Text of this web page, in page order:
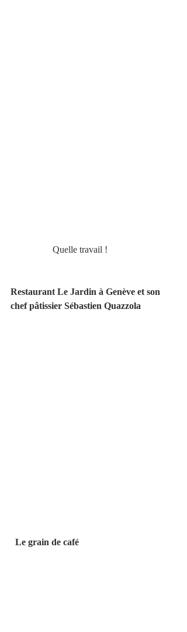
                  Quelle travail !
Restaurant Le Jardin à Genève et son
chef pâtissier Sébastien Quazzola
Le grain de café